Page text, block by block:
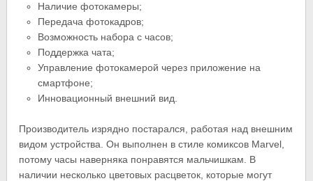
Наличие фотокамеры;
Передача фотокадров;
Возможность набора с часов;
Поддержка чата;
Управление фотокамерой через приложение на
смартфоне;
Инновационный внешний вид.
Производитель изрядно постарался, работая над внешним
видом устройства. Он выполнен в стиле комиксов Marvel,
потому часы наверняка понравятся мальчишкам. В
наличии несколько цветовых расцветок, которые могут